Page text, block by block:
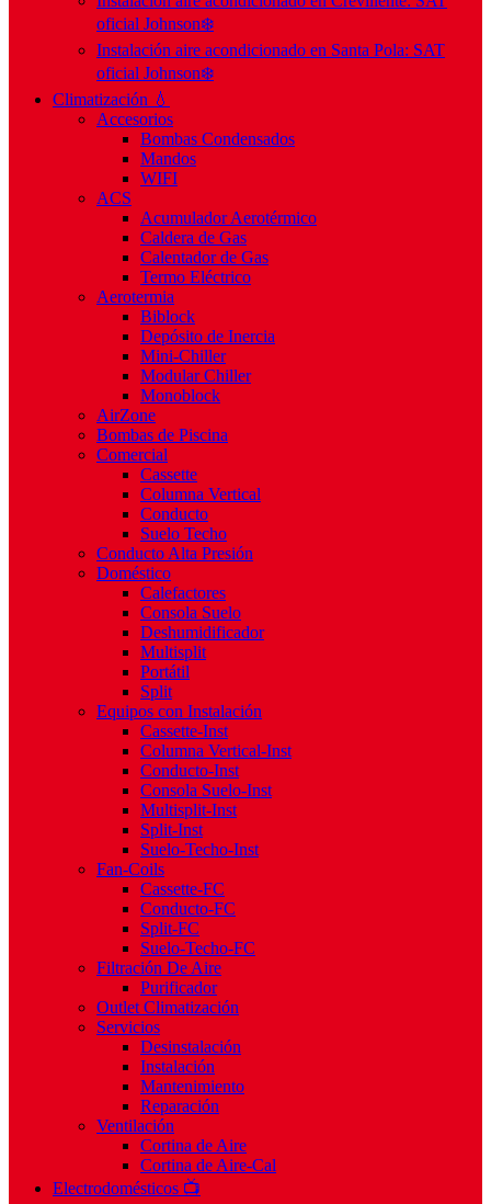
oficial Johnson❄️
Instalación aire acondicionado en Santa Pola: SAT
oficial Johnson❄️
Climatización 💧
Accesorios
Bombas Condensados
Mandos
WIFI
ACS
Acumulador Aerotérmico
Caldera de Gas
Calentador de Gas
Termo Eléctrico
Aerotermia
Biblock
Depósito de Inercia
Mini-Chiller
Modular Chiller
Monoblock
AirZone
Bombas de Piscina
Comercial
Cassette
Columna Vertical
Conducto
Suelo Techo
Conducto Alta Presión
Doméstico
Calefactores
Consola Suelo
Deshumidificador
Multisplit
Portátil
Split
Equipos con Instalación
Cassette-Inst
Columna Vertical-Inst
Conducto-Inst
Consola Suelo-Inst
Multisplit-Inst
Split-Inst
Suelo-Techo-Inst
Fan-Coils
Cassette-FC
Conducto-FC
Split-FC
Suelo-Techo-FC
Filtración De Aire
Purificador
Outlet Climatización
Servicios
Desinstalación
Instalación
Mantenimiento
Reparación
Ventilación
Cortina de Aire
Cortina de Aire-Cal
Electrodomésticos 📺